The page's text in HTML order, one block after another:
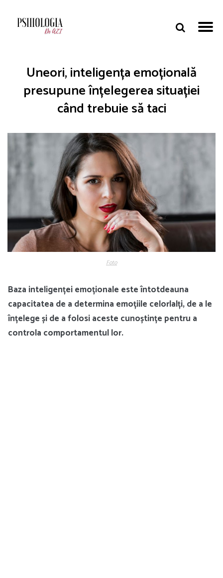
Uneori, inteligența emoțională
presupune înțelegerea situației
când trebuie să taci
Foto
Baza inteligenței emoționale este întotdeauna
capacitatea de a determina emoțiile celorlalți, de a le
înțelege și de a folosi aceste cunoștințe pentru a
controla comportamentul lor.